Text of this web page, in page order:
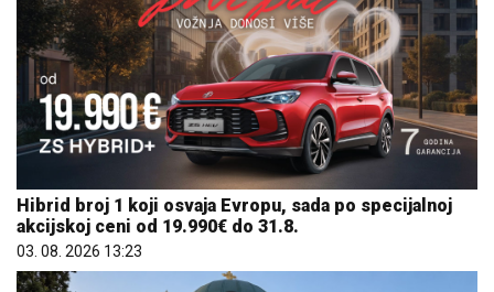
Hibrid broj 1 koji osvaja Evropu, sada po specijalnoj
akcijskoj ceni od 19.990€ do 31.8.
03. 08. 2026 13:23